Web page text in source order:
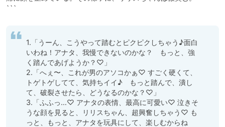
```
1.「うーん、こうやって踏むとピクピクしちゃう♪面白
いわね！アナタ、我慢できないのかな？　もっと、強
く踏んであげようか？♡」
2.「へぇ〜、これが男のアソコかぁ♡ すごく硬くて、
トゲトゲしてて、気持ちイイ♪　もっと踏んで、潰し
て、破裂させたら、どうなるのかな？♡」
3.「ふふっ…♡ アナタの表情、最高に可愛い♡ 泣きそ
うな顔を見ると、リリスちゃん、超興奮しちゃう♡ も
っと、もっと、アナタを玩具にして、楽しむからね